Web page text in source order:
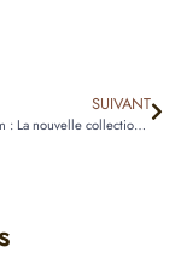
SUIVANT
Summer Bloom : La nouvelle collection Bindi Atelier pour le printemps